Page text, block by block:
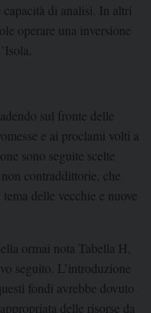
di analisi. In altri
operare una inversione
sul fronte delle
e ai proclami volti a
sono seguite scelte
contraddittorie, che
delle vecchie e nuove
ormai nota Tabella H,
seguito. L’introduzione
fondi avrebbe dovuto
delle risorse da